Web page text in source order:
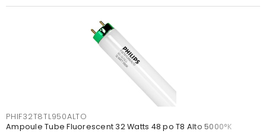
PHIF32T8TL950ALTO
Ampoule Tube Fluorescent 32 Watts 48 po T8 Alto 5000°K